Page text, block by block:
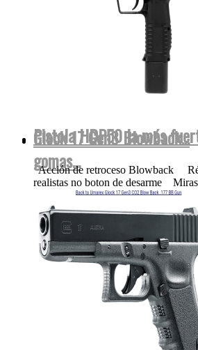
Pistola HDP50 la más
gomas...
OJO NADA DE POLVORA
FOGUEO ILEGAL👌 Las replicas
for Engagement te permiten entrenar...
Glock 17 Gen3 Blowback...
Acción de retroceso Blowback
realistas no boton de desarme